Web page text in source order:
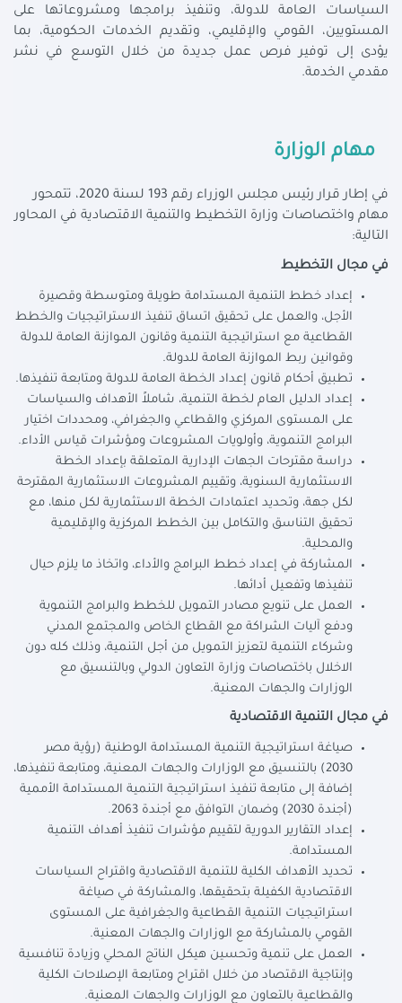
السياسات العامة للدولة، وتنفيذ برامجها ومشروعاتها على
المستويين، القومي والإقليمي، وتقديم الخدمات الحكومية، بما
يؤدى إلى توفير فرص عمل جديدة من خلال التوسع في نشر
مقدمي الخدمة.
مهام الوزارة
في إطار قرار رئيس مجلس الوزراء رقم 193 لسنة 2020، تتمحور
مهام واختصاصات وزارة التخطيط والتنمية الاقتصادية في المحاور
التالية:
في مجال التخطيط
إعداد خطط التنمية المستدامة طويلة ومتوسطة وقصيرة
الأجل، والعمل على تحقيق اتساق تنفيذ الاستراتيجيات والخطط
القطاعية مع استراتيجية التنمية وقانون الموازنة العامة للدولة
وقوانين ربط الموازنة العامة للدولة.
تطبيق أحكام قانون إعداد الخطة العامة للدولة ومتابعة تنفيذها.
إعداد الدليل العام لخطة التنمية، شاملاً الأهداف والسياسات
على المستوى المركزي والقطاعي والجغرافي، ومحددات اختيار
البرامج التنموية، وأولويات المشروعات ومؤشرات قياس الأداء.
دراسة مقترحات الجهات الإدارية المتعلقة بإعداد الخطة
الاستثمارية السنوية، وتقييم المشروعات الاستثمارية المقترحة
لكل جهة، وتحديد اعتمادات الخطة الاستثمارية لكل منها، مع
تحقيق التناسق والتكامل بين الخطط المركزية والإقليمية
والمحلية.
المشاركة في إعداد خطط البرامج والأداء، واتخاذ ما يلزم حيال
تنفيذها وتفعيل أدائها.
العمل على تنويع مصادر التمويل للخطط والبرامج التنموية
ودفع آليات الشراكة مع القطاع الخاص والمجتمع المدني
وشركاء التنمية لتعزيز التمويل من أجل التنمية، وذلك كله دون
الاخلال باختصاصات وزارة التعاون الدولي وبالتنسيق مع
الوزارات والجهات المعنية.
في مجال التنمية الاقتصادية
صياغة استراتيجية التنمية المستدامة الوطنية (رؤية مصر
2030) بالتنسيق مع الوزارات والجهات المعنية، ومتابعة تنفيذها،
إضافة إلى متابعة تنفيذ استراتيجية التنمية المستدامة الأممية
(أجندة 2030) وضمان التوافق مع أجندة 2063.
إعداد التقارير الدورية لتقييم مؤشرات تنفيذ أهداف التنمية
المستدامة.
تحديد الأهداف الكلية للتنمية الاقتصادية واقتراح السياسات
الاقتصادية الكفيلة بتحقيقها، والمشاركة في صياغة
استراتيجيات التنمية القطاعية والجغرافية على المستوى
القومي بالمشاركة مع الوزارات والجهات المعنية.
العمل على تنمية وتحسين هيكل الناتج المحلي وزيادة تنافسية
وإنتاجية الاقتصاد من خلال اقتراح ومتابعة الإصلاحات الكلية
والقطاعية بالتعاون مع الوزارات والجهات المعنية.